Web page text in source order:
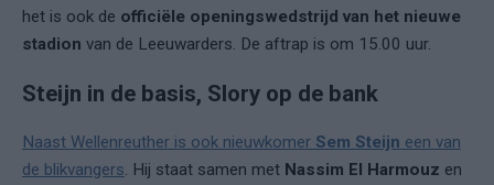
het is ook de officiële openingswedstrijd van het nieuwe
stadion van de Leeuwarders. De aftrap is om 15.00 uur.
Steijn in de basis, Slory op de bank
Naast Wellenreuther is ook nieuwkomer Sem Steijn een van
de blikvangers . Hij staat samen met Nassim El Harmouz en